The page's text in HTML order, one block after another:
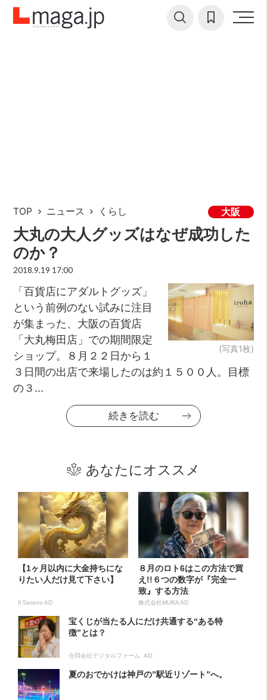
TOP ニュース くらし 大阪
大丸の大人グッズはなぜ成功した
のか？
2018.9.19 17:00
(写真1枚)
「百貨店にアダルトグッズ」
という前例のない試みに注目
が集まった、大阪の百貨店
「大丸梅田店」での期間限定
ショップ。８月２２日から１
３日間の出店で来場したのは約１５００人。目標
の３...
続きを読む
あなたにオススメ
【1ヶ月以内に大金持ちにな
りたい人だけ見て下さい】
Il Sereno AD
８月のロト6はこの方法で買
え!!６つの数字が『完全一
致』する方法
株式会社MURA AD
宝くじが当たる人にだけ共通する“ある特
徴”とは？
合同会社デジタルファーム AD
夏のおでかけは神戸の”駅近リゾート”へ。